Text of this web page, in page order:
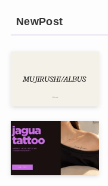
NewPost